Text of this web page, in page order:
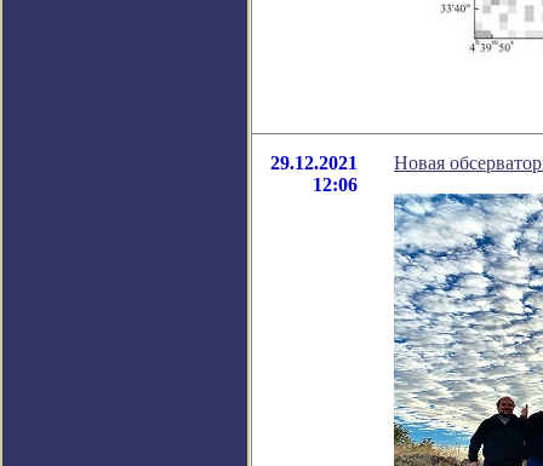
29.12.2021
12:06
Новая